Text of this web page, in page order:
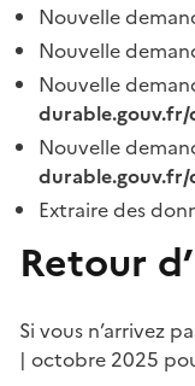
Nouvelle
Nouvelle
Nouvelle
durable.gouv.fr/
Nouvelle
durable.gouv.fr/
Extraire des
Retour
Si vous n’arrivez
| octobre 2025